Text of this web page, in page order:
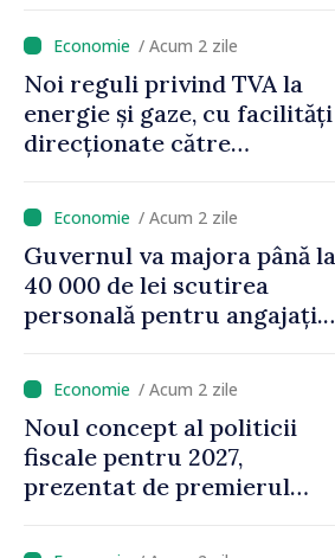
/ Acum 2 zile
Noi reguli privind TVA la
energie și gaze, cu facilități
direcționate către
/ Acum 2 zile
Guvernul va majora până la
40 000 de lei scutirea
personală pentru angajați.
de milioane de lei îi lăsăm
oamenilor”/ Acum 2 zile
Noul concept al politicii
fiscale pentru 2027,
prezentat de premierul
puțin munca, stimulăm